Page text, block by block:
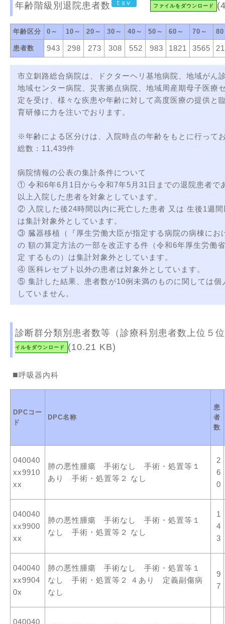
年齢階級別退院患者数 ファイルをダウンロード
年齢区分 0～ 10～ 20～ 30～ 40～ 50～ 60～ 70～
患者数 943 298 273 308 552 983 1821 3565
市立釧路総合病院は、ドクターヘリ基地病院、地域がん
地域センター病院、災害拠点病院、地域周産期母子医療
定を受け、様々な疾患や年齢に対して高度医療の提供と
育研修に力を注いでおります。
※年齢による区分けは、入院時点の年齢をもとに行って
総数：11,439件
病院情報の公表の集計条件について
① 令和6年6月1日から令和7年5月31日までの退院患者で
以上入院した患者を対象としています。
② 入院した後24時間以内に死亡した患者 又は 生後1週
は集計対象外としています。
③ 臓器移植（『厚生労働大臣が指定する病院の病棟にお
の 額の算定方法の一部を改正する件（令和6年厚生労働
定 するもの）は集計対象外としています。
④ 医科レセプト以外の患者は対象外としています。
⑤ 集計した結果、患者数が10例未満のものに関しては個
していません。
診断群分類別患者数等（診療科別患者数上位５
イルをダウンロード (10.21 KB)
呼吸器内科
DPCコー
ド
DPC名称
患
者
数
040040
xx9910
xx
肺の悪性腫瘍 手術なし 手術・処置等１
あり 手術・処置等２ なし
2
6
0
040040
xx9900
xx
肺の悪性腫瘍 手術なし 手術・処置等１
なし 手術・処置等２ なし
1
4
3
040040
xx9904
0x
肺の悪性腫瘍 手術なし 手術・処置等１
なし 手術・処置等２ ４あり 定義副傷病
なし
9
7
040040